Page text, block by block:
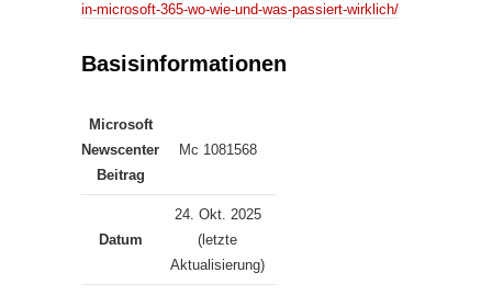
in-microsoft-365-wo-wie-und-was-passiert-wirklich/
Basisinformationen
Microsoft
Newscenter
Beitrag
Mc 1081568
Datum
24. Okt. 2025
(letzte
Aktualisierung)